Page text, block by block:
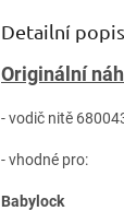
Detailní
Originální
- vodič nitě
- vhodné pro:
Babylock